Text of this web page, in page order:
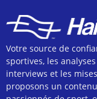
Votre source de
sportives, les
interviews et les
proposons un